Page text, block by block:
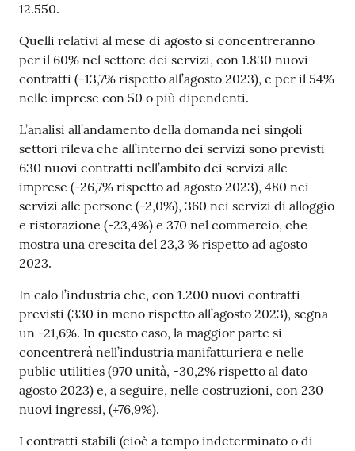
Accedi
Registrati
Seguici
su
12.550.
Quelli relativi al mese di agosto si concentreranno
per il 60% nel settore dei servizi, con 1.830 nuovi
contratti (-13,7% rispetto all’agosto 2023), e per il 54%
nelle imprese con 50 o più dipendenti.
L’analisi all’andamento della domanda nei singoli
settori rileva che all’interno dei servizi sono previsti
630 nuovi contratti nell’ambito dei servizi alle
imprese (-26,7% rispetto ad agosto 2023), 480 nei
servizi alle persone (-2,0%), 360 nei servizi di alloggio
e ristorazione (-23,4%) e 370 nel commercio, che
mostra una crescita del 23,3 % rispetto ad agosto
2023.
In calo l’industria che, con 1.200 nuovi contratti
previsti (330 in meno rispetto all’agosto 2023), segna
un -21,6%. In questo caso, la maggior parte si
concentrerà nell’industria manifatturiera e nelle
public utilities (970 unità, -30,2% rispetto al dato
agosto 2023) e, a seguire, nelle costruzioni, con 230
nuovi ingressi, (+76,9%).
I contratti stabili (cioè a tempo indeterminato o di